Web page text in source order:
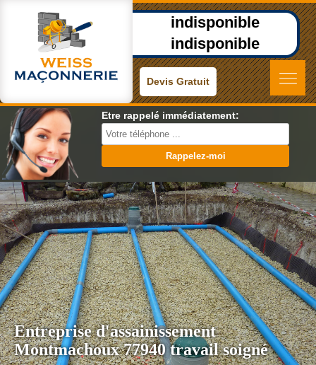
indisponible
indisponible
Devis Gratuit
Etre rappelé immédiatement:
Entreprise d'assainissement
Montmachoux 77940 travail soigné